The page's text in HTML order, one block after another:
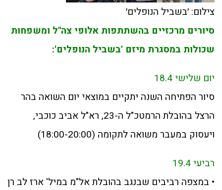
צילום: ׳בשביל הנופלים׳
סיורים מרכזיים בהשתתפות אלופי צה"ל ומשפחות
שכולות במסגרת מיזם 'בשביל הנופלים':
יום שלישי 18.4
סיור הפתיחה השנה יתקיים במוצאי יום השואה בהר
הרצל בהובלת הרמטכ"ל ה-23, רא"ל אביב כוכבי,
ויעסוק במעבר משואה לתקומה (18:00-20:00)
רביעי 19.4
• במצפה רביבים שבנגב בהובלת אל"מ במיל' ארז לב רן